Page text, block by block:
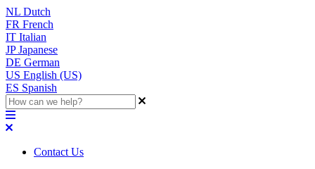
NL Dutch
FR French
IT Italian
JP Japanese
DE German
US English (US)
ES Spanish
Contact Us